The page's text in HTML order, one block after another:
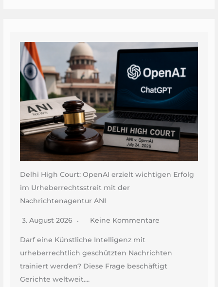
Delhi High Court: OpenAI erzielt wichtigen Erfolg
im Urheberrechtsstreit mit der
Nachrichtenagentur ANI
3. August 2026 Keine Kommentare
Darf eine Künstliche Intelligenz mit
urheberrechtlich geschützten Nachrichten
trainiert werden? Diese Frage beschäftigt
Gerichte weltweit....